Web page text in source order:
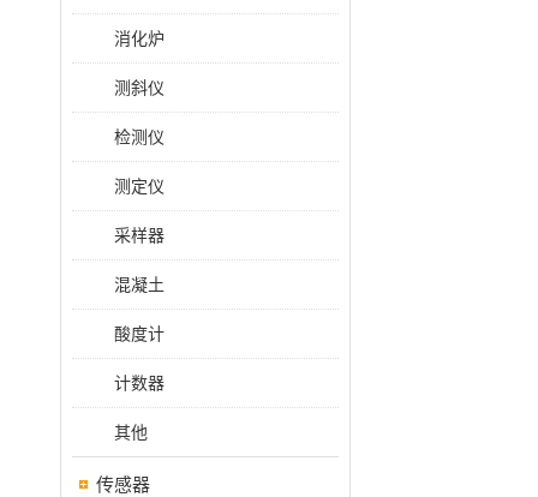
消化炉
测斜仪
检测仪
测定仪
采样器
混凝土
酸度计
计数器
其他
传感器